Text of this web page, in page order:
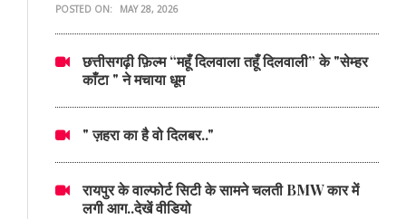
POSTED ON: MAY 28, 2026
छत्तीसगढ़ी फ़िल्म “महूँ दिलवाला तहूँ दिलवाली” के "सेम्हर
काँटा " ने मचाया धूम
" ज़हरा का है वो दिलबर.."
रायपुर के वाल्फोर्ट सिटी के सामने चलती BMW कार में
लगी आग..देखें वीडियो